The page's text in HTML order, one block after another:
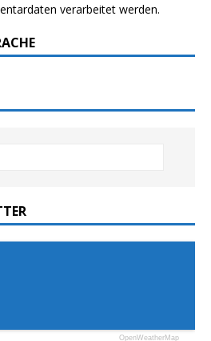
verarbeitet werden.
OpenWeatherMap